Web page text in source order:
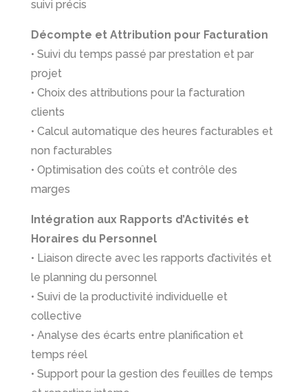
suivi précis
Décompte et Attribution pour Facturation
• Suivi du temps passé par prestation et par
projet
• Choix des attributions pour la facturation
clients
• Calcul automatique des heures facturables et
non facturables
• Optimisation des coûts et contrôle des
marges
Intégration aux Rapports d’Activités et
Horaires du Personnel
• Liaison directe avec les rapports d’activités et
le planning du personnel
• Suivi de la productivité individuelle et
collective
• Analyse des écarts entre planification et
temps réel
• Support pour la gestion des feuilles de temps